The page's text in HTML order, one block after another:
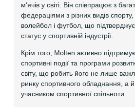
м'ячів у світі. Він співпрацює з
федераціями з різних видів
волейбол і футбол, що
статус у спортивній індустрії.
Крім того, Molten активно підтримує
спортивні події та програми
світу, що робить його не лише
ринку спортивного обладнання, а
учасником спортивної спільноти.